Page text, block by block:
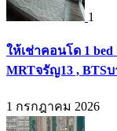
1
ให้เช่าคอนโด 1
MRTจรัญ13 , BTSบ
1 กรกฎาคม 2026